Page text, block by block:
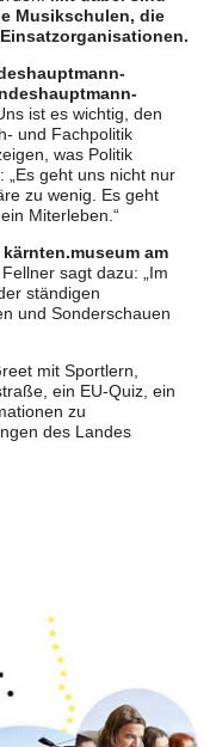
Musikschulen, die
ist es wichtig, den
und Fachpolitik
was Politik
„Es geht uns nicht nur
zu wenig. Es geht
Miterleben.“
am
sagt dazu: „Im
ständigen
und Sonderschauen
mit Sportlern,
ein EU-Quiz, ein
zu
des Landes